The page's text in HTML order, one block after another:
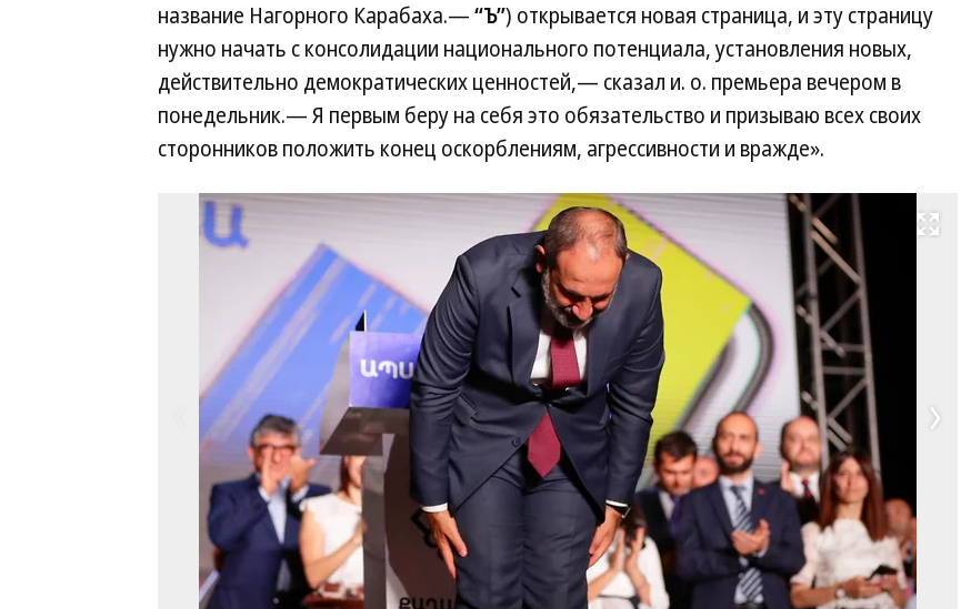
название Нагорного Карабаха.—“Ъ”) открывается новая страница, и эту страницу
нужно начать с консолидации национального потенциала, установления новых,
действительно демократических ценностей,— сказал и. о. премьера вечером в
понедельник.— Я первым беру на себя это обязательство и призываю всех своих
сторонников положить конец оскорблениям, агрессивности и вражде».
Развернуть на весь экран